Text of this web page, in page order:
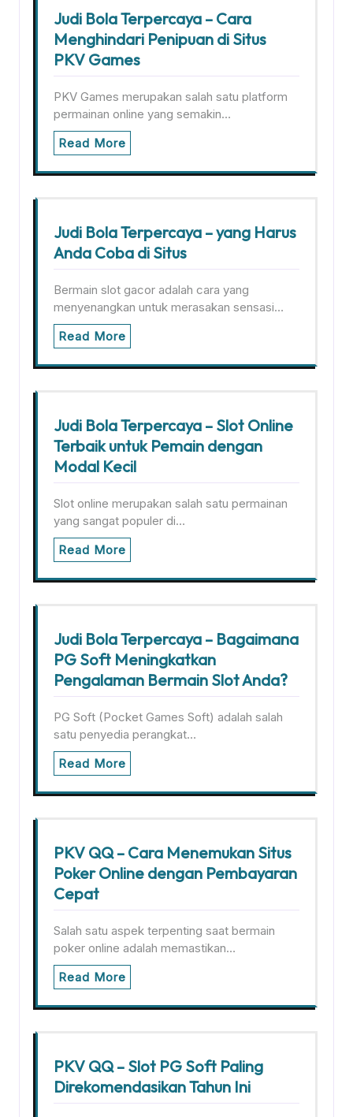
Judi Bola Terpercaya – Cara
Menghindari Penipuan di Situs
PKV Games
PKV Games merupakan salah satu platform
permainan online yang semakin…
Read More
Judi Bola Terpercaya – yang Harus
Anda Coba di Situs
Bermain slot gacor adalah cara yang
menyenangkan untuk merasakan sensasi…
Read More
Judi Bola Terpercaya – Slot Online
Terbaik untuk Pemain dengan
Modal Kecil
Slot online merupakan salah satu permainan
yang sangat populer di…
Read More
Judi Bola Terpercaya – Bagaimana
PG Soft Meningkatkan
Pengalaman Bermain Slot Anda?
PG Soft (Pocket Games Soft) adalah salah
satu penyedia perangkat…
Read More
PKV QQ – Cara Menemukan Situs
Poker Online dengan Pembayaran
Cepat
Salah satu aspek terpenting saat bermain
poker online adalah memastikan…
Read More
PKV QQ – Slot PG Soft Paling
Direkomendasikan Tahun Ini